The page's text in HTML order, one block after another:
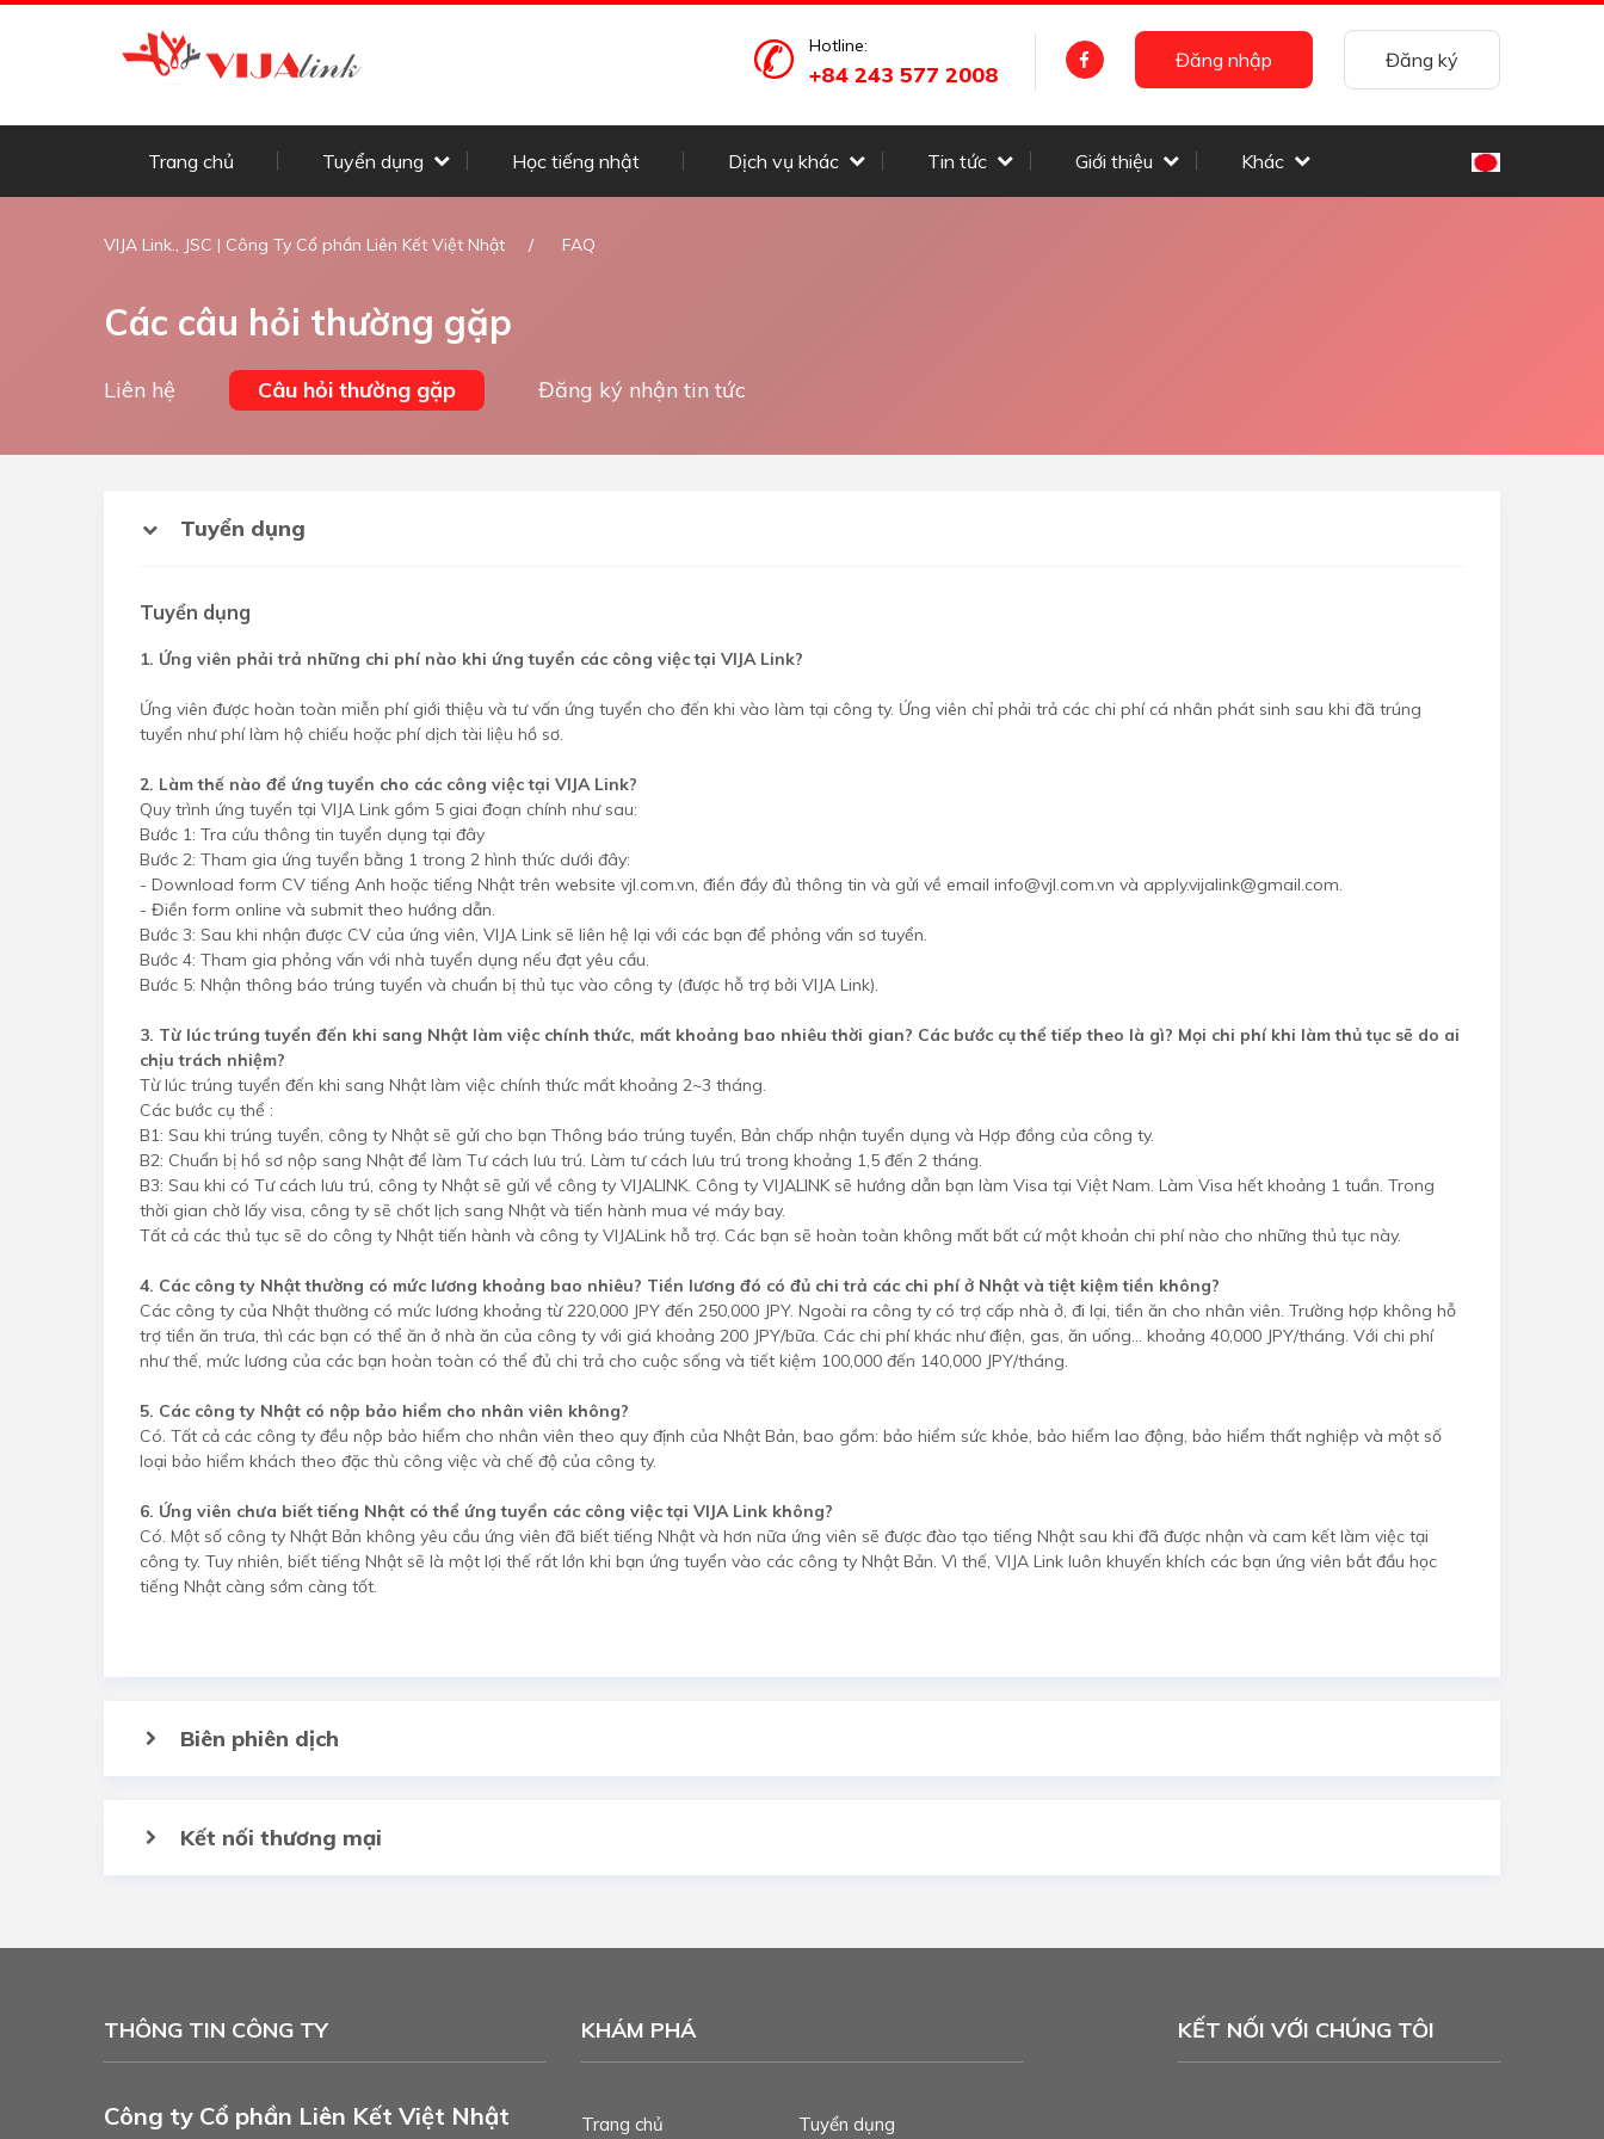
Hotline:
+84 243 577 2008
Đăng nhập Đăng ký
Trang chủ Tuyển dụng Học tiếng nhật Dịch vụ khác Tin tức Giới thiệu Khác
VIJA Link., JSC | Công Ty Cổ phần Liên Kết Việt Nhật FAQ
Các câu hỏi thường gặp
Liên hệ Câu hỏi thường gặp Đăng ký nhận tin tức
Tuyển dụng
Tuyển dụng
1. Ứng viên phải trả những chi phí nào khi ứng tuyển các công việc tại VIJA Link?
Ứng viên được hoàn toàn miễn phí giới thiệu và tư vấn ứng tuyển cho đến khi vào làm tại công ty. Ứng viên chỉ phải trả các chi phí cá nhân phát sinh sau khi đã trúng
tuyển như phí làm hộ chiếu hoặc phí dịch tài liệu hồ sơ.
2. Làm thế nào để ứng tuyển cho các công việc tại VIJA Link?
Quy trình ứng tuyển tại VIJA Link gồm 5 giai đoạn chính như sau:
Bước 1: Tra cứu thông tin tuyển dụng tại đây
Bước 2: Tham gia ứng tuyển bằng 1 trong 2 hình thức dưới đây:
- Download form CV tiếng Anh hoặc tiếng Nhật trên website vjl.com.vn, điền đầy đủ thông tin và gửi về email info@vjl.com.vn và apply.vijalink@gmail.com.
- Điền form online và submit theo hướng dẫn.
Bước 3: Sau khi nhận được CV của ứng viên, VIJA Link sẽ liên hệ lại với các bạn để phỏng vấn sơ tuyển.
Bước 4: Tham gia phỏng vấn với nhà tuyển dụng nếu đạt yêu cầu.
Bước 5: Nhận thông báo trúng tuyển và chuẩn bị thủ tục vào công ty (được hỗ trợ bởi VIJA Link).
3. Từ lúc trúng tuyển đến khi sang Nhật làm việc chính thức, mất khoảng bao nhiêu thời gian? Các bước cụ thể tiếp theo là gì? Mọi chi phí khi làm thủ tục sẽ do ai
chịu trách nhiệm?
Từ lúc trúng tuyển đến khi sang Nhật làm việc chính thức mất khoảng 2~3 tháng.
Các bước cụ thể :
B1: Sau khi trúng tuyển, công ty Nhật sẽ gửi cho bạn Thông báo trúng tuyển, Bản chấp nhận tuyển dụng và Hợp đồng của công ty.
B2: Chuẩn bị hồ sơ nộp sang Nhật để làm Tư cách lưu trú. Làm tư cách lưu trú trong khoảng 1,5 đến 2 tháng.
B3: Sau khi có Tư cách lưu trú, công ty Nhật sẽ gửi về công ty VIJALINK. Công ty VIJALINK sẽ hướng dẫn bạn làm Visa tại Việt Nam. Làm Visa hết khoảng 1 tuần. Trong
thời gian chờ lấy visa, công ty sẽ chốt lịch sang Nhật và tiến hành mua vé máy bay.
Tất cả các thủ tục sẽ do công ty Nhật tiến hành và công ty VIJALink hỗ trợ. Các bạn sẽ hoàn toàn không mất bất cứ một khoản chi phí nào cho những thủ tục này.
4. Các công ty Nhật thường có mức lương khoảng bao nhiêu? Tiền lương đó có đủ chi trả các chi phí ở Nhật và tiệt kiệm tiền không?
Các công ty của Nhật thường có mức lương khoảng từ 220,000 JPY đến 250,000 JPY. Ngoài ra công ty có trợ cấp nhà ở, đi lại, tiền ăn cho nhân viên. Trường hợp không hỗ
trợ tiền ăn trưa, thì các bạn có thể ăn ở nhà ăn của công ty với giá khoảng 200 JPY/bữa. Các chi phí khác như điện, gas, ăn uống… khoảng 40,000 JPY/tháng. Với chi phí
như thế, mức lương của các bạn hoàn toàn có thể đủ chi trả cho cuộc sống và tiết kiệm 100,000 đến 140,000 JPY/tháng.
5. Các công ty Nhật có nộp bảo hiểm cho nhân viên không?
Có. Tất cả các công ty đều nộp bảo hiểm cho nhân viên theo quy định của Nhật Bản, bao gồm: bảo hiểm sức khỏe, bảo hiểm lao động, bảo hiểm thất nghiệp và một số
loại bảo hiểm khách theo đặc thù công việc và chế độ của công ty.
6. Ứng viên chưa biết tiếng Nhật có thể ứng tuyển các công việc tại VIJA Link không?
Có. Một số công ty Nhật Bản không yêu cầu ứng viên đã biết tiếng Nhật và hơn nữa ứng viên sẽ được đào tạo tiếng Nhật sau khi đã được nhận và cam kết làm việc tại
công ty. Tuy nhiên, biết tiếng Nhật sẽ là một lợi thế rất lớn khi bạn ứng tuyển vào các công ty Nhật Bản. Vì thế, VIJA Link luôn khuyến khích các bạn ứng viên bắt đầu học
tiếng Nhật càng sớm càng tốt.
Biên phiên dịch
Kết nối thương mại
THÔNG TIN CÔNG TY
Công ty Cổ phần Liên Kết Việt Nhật
KHÁM PHÁ
Trang chủ Tuyển dụng
KẾT NỐI VỚI CHÚNG TÔI